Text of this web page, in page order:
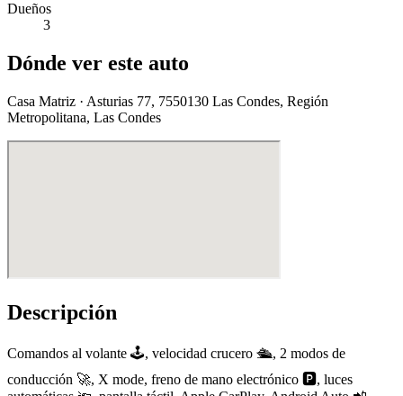
Dueños
3
Dónde ver este auto
Casa Matriz · Asturias 77, 7550130 Las Condes, Región
Metropolitana, Las Condes
Descripción
Comandos al volante 🕹️, velocidad crucero 🛳️, 2 modos de
conducción 🚀, X mode, freno de mano electrónico 🅿️, luces